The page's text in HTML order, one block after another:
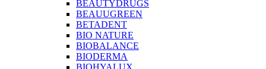
BEAUTYDRUGS
BEAUUGREEN
BETADENT
BIO NATURE
BIOBALANCE
BIODERMA
BIOHYALUX